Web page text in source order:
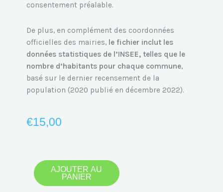
consentement préalable.
De plus, en complément des coordonnées
officielles des mairies, le fichier inclut les
données statistiques de l’INSEE, telles que le
nombre d’habitants pour chaque commune,
basé sur le dernier recensement de la
population (2020 publié en décembre 2022).
€15,00
quantité
de
AJOUTER AU
PANIER